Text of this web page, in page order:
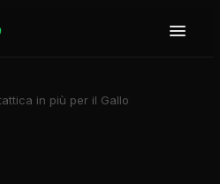
in più per il Gallo